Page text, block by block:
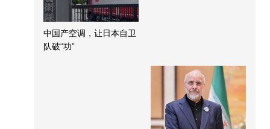
中国产空调，让日本自卫
队破“功”